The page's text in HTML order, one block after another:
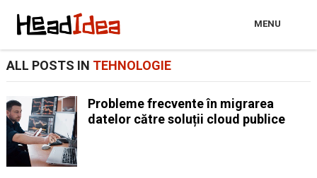
MENU
ALL POSTS IN TEHNOLOGIE
Probleme frecvente în migrarea
datelor către soluții cloud publice